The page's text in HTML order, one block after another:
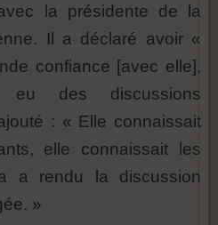
la présidente de la
Il a déclaré avoir «
confiance [avec elle],
des discussions
: « Elle connaissait
elle connaissait les
a rendu la discussion
»